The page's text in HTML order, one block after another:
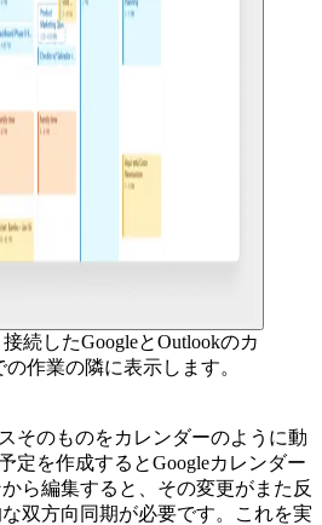
続したGoogleとOutlookのカ
作業の隣に表示します。
そのものをカレンダーのように動
定を作成するとGoogleカレンダー
ら編集すると、その変更がまた反
双方向同期が必要です。これを実